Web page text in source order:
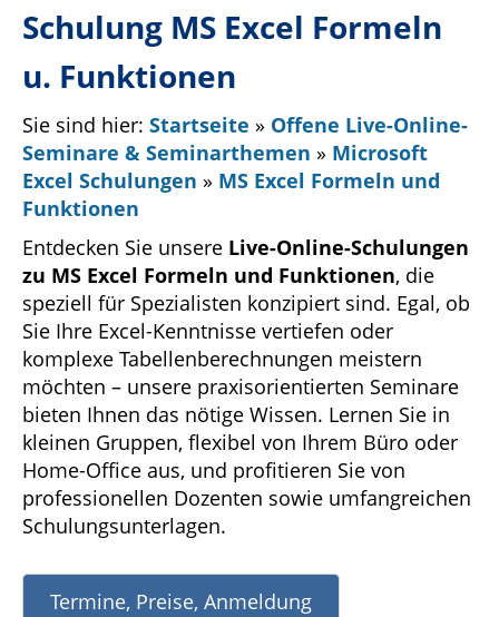
Schulung MS Excel Formeln
u. Funktionen
Sie sind hier: Startseite » Offene Live-Online-
Seminare & Seminarthemen » Microsoft
Excel Schulungen » MS Excel Formeln und
Funktionen
Entdecken Sie unsere Live-Online-Schulungen
zu MS Excel Formeln und Funktionen, die
speziell für Spezialisten konzipiert sind. Egal, ob
Sie Ihre Excel-Kenntnisse vertiefen oder
komplexe Tabellenberechnungen meistern
möchten – unsere praxisorientierten Seminare
bieten Ihnen das nötige Wissen. Lernen Sie in
kleinen Gruppen, flexibel von Ihrem Büro oder
Home-Office aus, und profitieren Sie von
professionellen Dozenten sowie umfangreichen
Schulungsunterlagen.
Termine, Preise, Anmeldung